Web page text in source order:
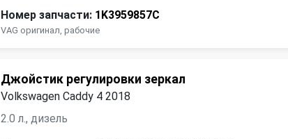
Номер запчасти: 1K3959857C
VAG оригинал, рабочие
Джойстик регулировки зеркал
Volkswagen Caddy 4 2018
2.0 л., дизель